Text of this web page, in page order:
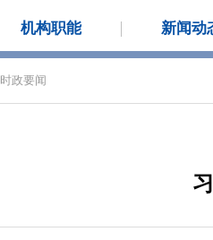
机构职能 新闻动
时政要闻